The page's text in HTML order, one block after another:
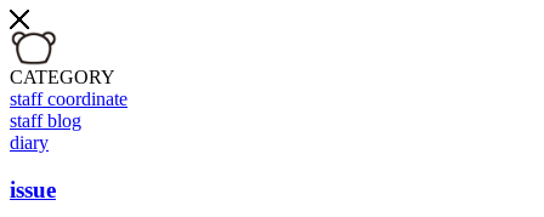
CATEGORY
staff coordinate
staff blog
diary
issue